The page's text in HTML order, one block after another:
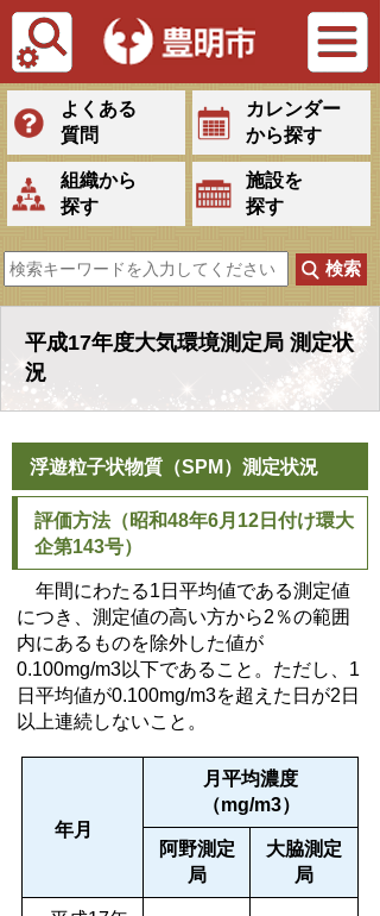
Tiếng Việt
よくある
質問
カレンダー
から探す
組織から
探す
施設を
探す
平成17年度大気環境測定局 測定状
況
浮遊粒子状物質（SPM）測定状況
評価方法（昭和48年6月12日付け環大
企第143号）
年間にわたる1日平均値である測定値
につき、測定値の高い方から2％の範囲
内にあるものを除外した値が
0.100mg/m3以下であること。ただし、1
日平均値が0.100mg/m3を超えた日が2日
以上連続しないこと。
年月
月平均濃度
（mg/m3）
阿野測定
局
大脇測定
局